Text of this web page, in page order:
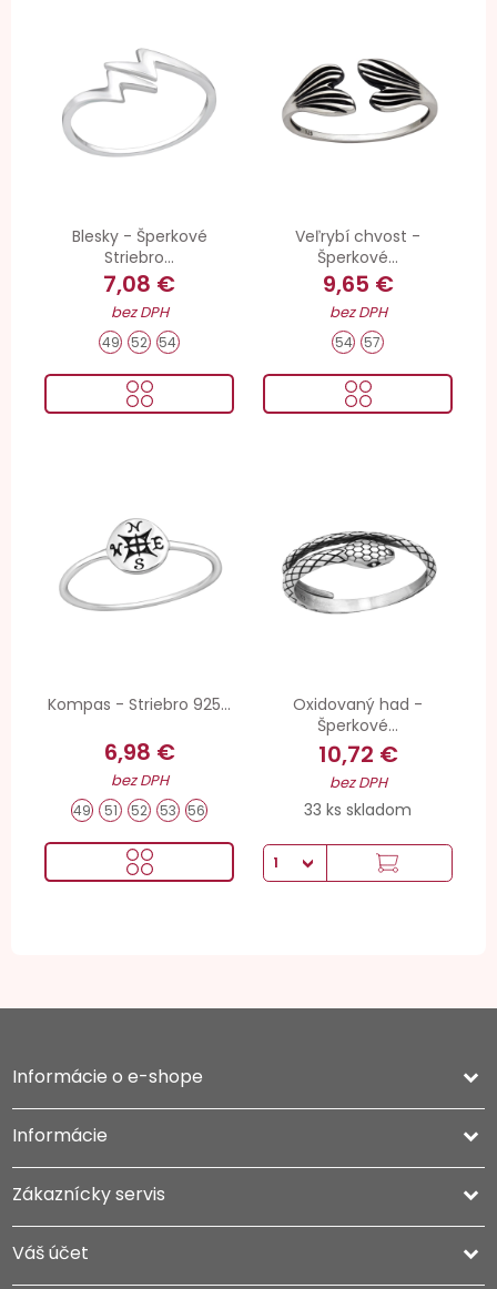
Blesky - Šperkové
Striebro...
7,08 €
bez DPH
49 52 54
Veľrybí chvost -
Šperkové...
9,65 €
bez DPH
54 57
Kompas - Striebro 925...
6,98 €
bez DPH
49 51 52 53 56
Oxidovaný had -
Šperkové...
10,72 €
bez DPH
33 ks skladom
Informácie o e-shope keyboard_arrow_down
Informácie 
Zákaznícky servis 
Váš účet 